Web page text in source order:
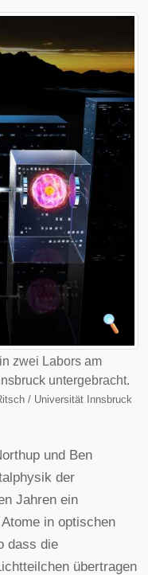
zwei Labors am
untergebracht.
/ Universität Innsbruck
und Ben
der
Jahren ein
in optischen
dass die
übertragen